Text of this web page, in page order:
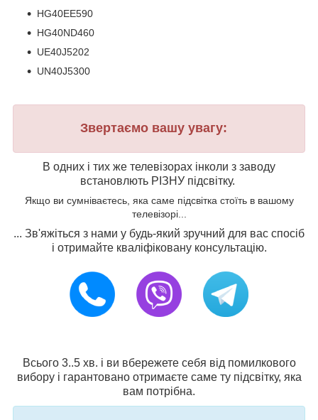
HG40EE590
HG40ND460
UE40J5202
UN40J5300
Звертаємо вашу увагу:
В одних і тих же телевізорах інколи з заводу
встановлють РІЗНУ підсвітку.
Якщо ви сумніваєтесь, яка саме підсвітка стоїть в вашому
телевізорі...
... Зв'яжіться з нами у будь-який зручний для вас спосіб
і отримайте кваліфіковану консультацію.
Всього 3..5 хв. і ви вбережете себя від помилкового
вибору і гарантовано отримаєте саме ту підсвітку, яка
вам потрібна.